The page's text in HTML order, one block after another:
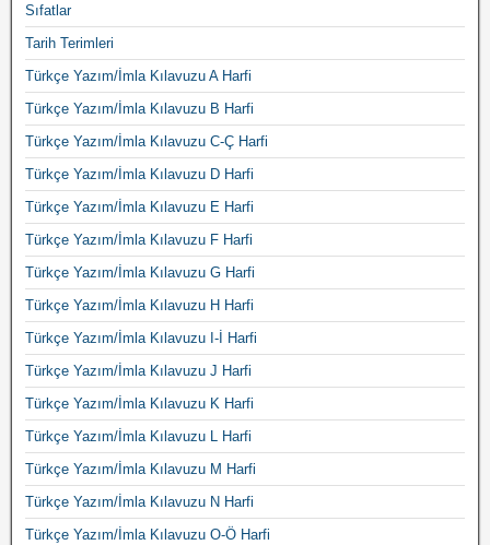
Sıfatlar
Tarih Terimleri
Türkçe Yazım/İmla Kılavuzu A Harfi
Türkçe Yazım/İmla Kılavuzu B Harfi
Türkçe Yazım/İmla Kılavuzu C-Ç Harfi
Türkçe Yazım/İmla Kılavuzu D Harfi
Türkçe Yazım/İmla Kılavuzu E Harfi
Türkçe Yazım/İmla Kılavuzu F Harfi
Türkçe Yazım/İmla Kılavuzu G Harfi
Türkçe Yazım/İmla Kılavuzu H Harfi
Türkçe Yazım/İmla Kılavuzu I-İ Harfi
Türkçe Yazım/İmla Kılavuzu J Harfi
Türkçe Yazım/İmla Kılavuzu K Harfi
Türkçe Yazım/İmla Kılavuzu L Harfi
Türkçe Yazım/İmla Kılavuzu M Harfi
Türkçe Yazım/İmla Kılavuzu N Harfi
Türkçe Yazım/İmla Kılavuzu O-Ö Harfi